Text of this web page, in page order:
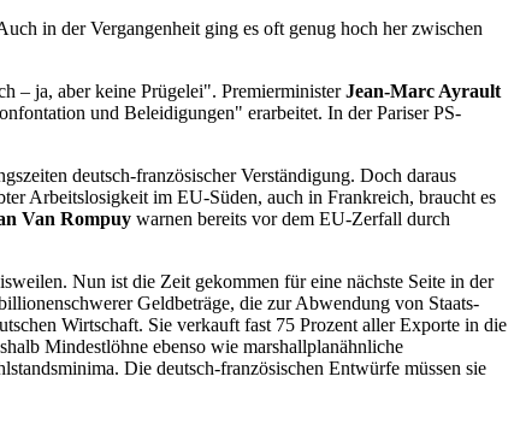
in der Vergangenheit ging es oft genug hoch her zwischen
– ja, aber keine Prügelei". PremierministerJean-Marc Ayrault
und Beleidigungen" erarbeitet. In der Pariser PS-
deutsch-französischer Verständigung. Doch daraus
Arbeitslosigkeit im EU-Süden, auch in Frankreich, braucht es
Van Rompuy warnen bereits vor dem EU-Zerfall durch
Nun ist die Zeit gekommen für eine nächste Seite in der
Geldbeträge, die zur Abwendung von Staats-
Wirtschaft. Sie verkauft fast 75 Prozent aller Exporte in die
Mindestlöhne ebenso wie marshallplanähnliche
Die deutsch-französischen Entwürfe müssen sie